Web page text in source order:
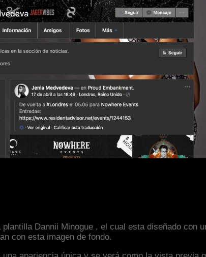
Dannii Minogue , el cual esta diseñado con
con esta imagen de fondo.